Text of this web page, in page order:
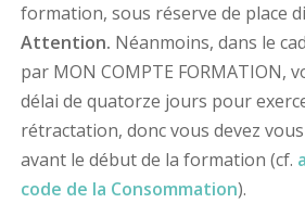
formation, sous réserve de place
Attention. Néanmoins, dans le
par MON COMPTE FORMATION,
délai de quatorze jours pour
rétractation, donc vous devez
avant le début de la formation (cf.
code de la Consommation).